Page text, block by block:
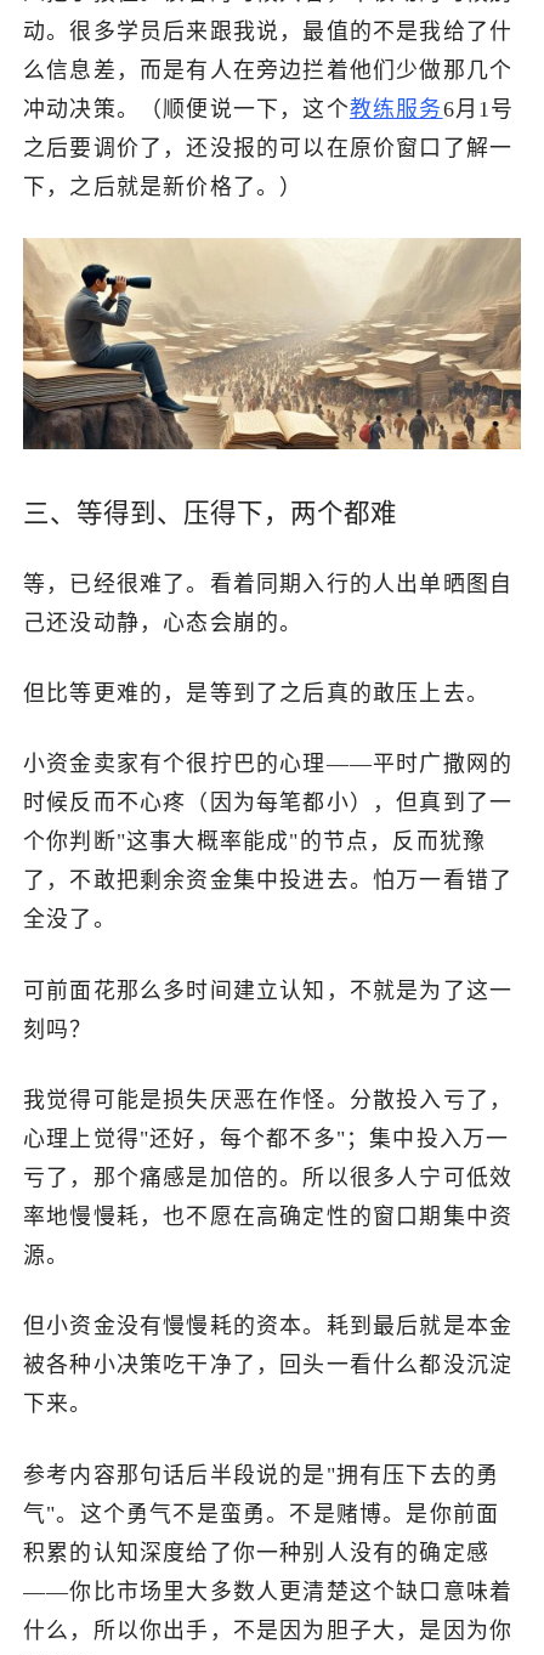
动。很多学员后来跟我说，最值的不是我给了什
么信息差，而是有人在旁边拦着他们少做那几个
冲动决策。（顺便说一下，这个教练服务6月1号
之后要调价了，还没报的可以在原价窗口了解一
下，之后就是新价格了。）
三、等得到、压得下，两个都难
等，已经很难了。看着同期入行的人出单晒图自
己还没动静，心态会崩的。
但比等更难的，是等到了之后真的敢压上去。
小资金卖家有个很拧巴的心理——平时广撒网的
时候反而不心疼（因为每笔都小），但真到了一
个你判断"这事大概率能成"的节点，反而犹豫
了，不敢把剩余资金集中投进去。怕万一看错了
全没了。
可前面花那么多时间建立认知，不就是为了这一
刻吗？
我觉得可能是损失厌恶在作怪。分散投入亏了，
心理上觉得"还好，每个都不多"；集中投入万一
亏了，那个痛感是加倍的。所以很多人宁可低效
率地慢慢耗，也不愿在高确定性的窗口期集中资
源。
但小资金没有慢慢耗的资本。耗到最后就是本金
被各种小决策吃干净了，回头一看什么都没沉淀
下来。
参考内容那句话后半段说的是"拥有压下去的勇
气"。这个勇气不是蛮勇。不是赌博。是你前面
积累的认知深度给了你一种别人没有的确定感
——你比市场里大多数人更清楚这个缺口意味着
什么，所以你出手，不是因为胆子大，是因为你